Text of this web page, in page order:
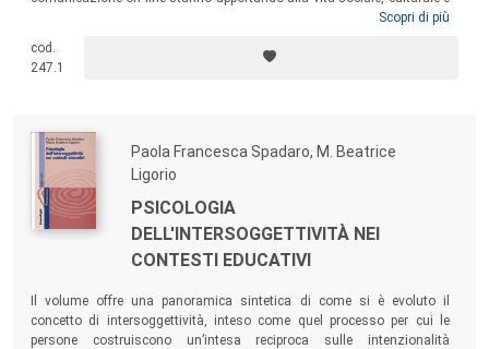
privata di coloro che entrano in rete. In quest’ottica, il volume analizza i
con particolare riferimento ad ambienti e strumenti tecnologici di
diverso tipo: forum, blog, Facebook.
Scopri di più
cod.
247.1
Paola Francesca Spadaro, M. Beatrice
Ligorio
PSICOLOGIA
DELL'INTERSOGGETTIVITÀ NEI
CONTESTI EDUCATIVI
Il volume offre una panoramica sintetica di come si è evoluto il
concetto di intersoggettività, inteso come quel processo per cui le
persone costruiscono un’intesa reciproca sulle intenzionalità